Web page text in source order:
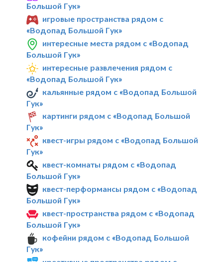
Большой Гук»
игровые пространства рядом с
«Водопад Большой Гук»
интересные места рядом с «Водопад
Большой Гук»
интересные развлечения рядом с
«Водопад Большой Гук»
кальянные рядом с «Водопад Большой
Гук»
картинги рядом с «Водопад Большой
Гук»
квест-игры рядом с «Водопад Большой
Гук»
квест-комнаты рядом с «Водопад
Большой Гук»
квест-перформансы рядом с «Водопад
Большой Гук»
квест-пространства рядом с «Водопад
Большой Гук»
кофейни рядом с «Водопад Большой
Гук»